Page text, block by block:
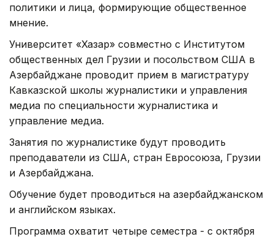
политики и лица, формирующие общественное
мнение.
Университет «Хазар» совместно с Институтом
общественных дел Грузии и посольством США в
Азербайджане проводит прием в магистратуру
Кавказской школы журналистики и управления
медиа по специальности журналистика и
управление медиа.
Занятия по журналистике будут проводить
преподаватели из США, стран Евросоюза, Грузии
и Азербайджана.
Обучение будет проводиться на азербайджанском
и английском языках.
Программа охватит четыре семестра - с октября